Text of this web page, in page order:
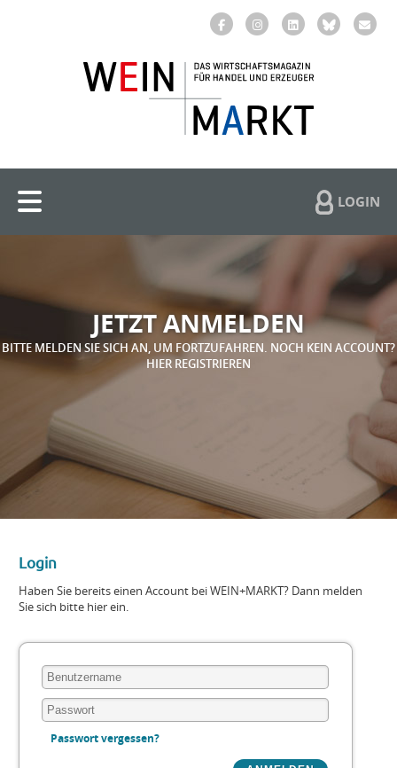
LOGIN
JETZT ANMELDEN
BITTE MELDEN SIE SICH AN, UM FORTZUFAHREN. NOCH KEIN ACCOUNT?
HIER REGISTRIEREN
Login
Haben Sie bereits einen Account bei WEIN+MARKT? Dann melden
Sie sich bitte hier ein.
Passwort vergessen?